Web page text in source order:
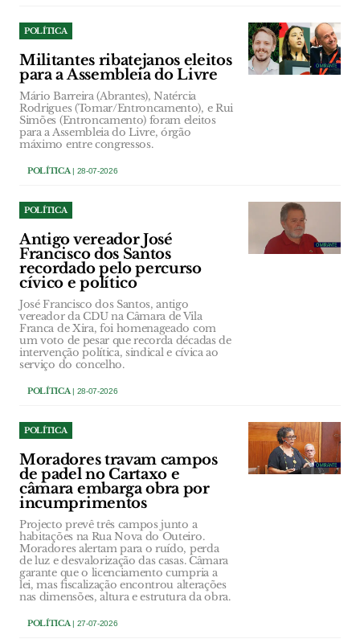
POLÍTICA
Militantes ribatejanos eleitos
para a Assembleia do Livre
Mário Barreira (Abrantes), Natércia
Rodrigues (Tomar/Entroncamento), e Rui
Simões (Entroncamento) foram eleitos
para a Assembleia do Livre, órgão
máximo entre congressos.
POLÍTICA| 28-07-2026
POLÍTICA
Antigo vereador José
Francisco dos Santos
recordado pelo percurso
cívico e político
José Francisco dos Santos, antigo
vereador da CDU na Câmara de Vila
Franca de Xira, foi homenageado com
um voto de pesar que recorda décadas de
intervenção política, sindical e cívica ao
serviço do concelho.
POLÍTICA| 28-07-2026
POLÍTICA
Moradores travam campos
de padel no Cartaxo e
câmara embarga obra por
incumprimentos
Projecto prevê três campos junto a
habitações na Rua Nova do Outeiro.
Moradores alertam para o ruído, perda
de luz e desvalorização das casas. Câmara
garante que o licenciamento cumpria a
lei, mas fiscalização encontrou alterações
nas dimensões, altura e estrutura da obra.
POLÍTICA| 27-07-2026